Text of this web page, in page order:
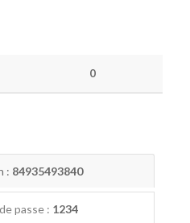
0
: 84935493840
passe : 1234